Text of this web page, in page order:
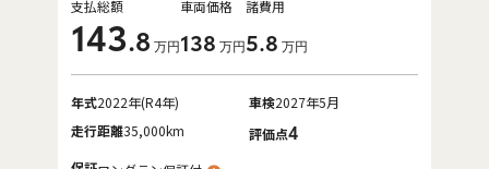
支払総額
143.8 万円
車両価格
138 万円
諸費用
5.8 万円
年式2022年(R4年) 車検2027年5月
走行距離35,000km 評価点4